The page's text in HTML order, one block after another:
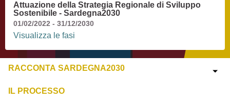
Attuazione della Strategia Regionale di Sviluppo
Sostenibile - Sardegna2030
01/02/2022 - 31/12/2030
Visualizza le fasi
RACCONTA SARDEGNA2030
IL PROCESSO